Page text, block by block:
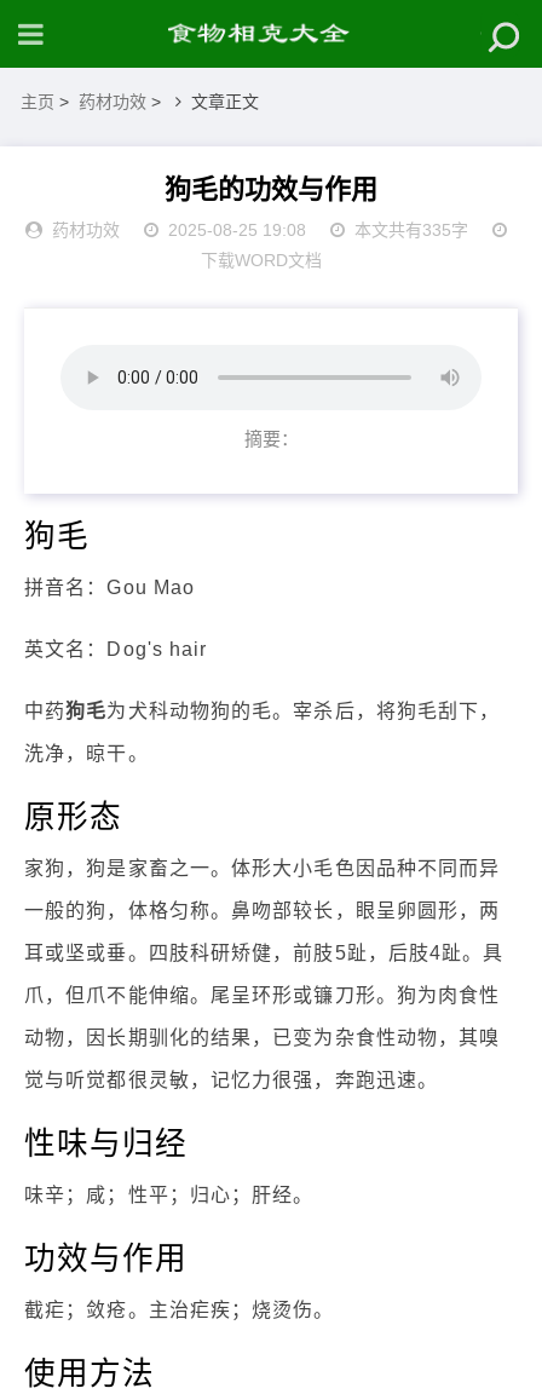
主页 > 药材功效 > 文章正文
狗毛的功效与作用
药材功效 2025-08-25 19:08
本文共有335字
下载WORD文档
摘要：
狗毛
拼音名：Gou Mao
英文名：Dog's hair
中药狗毛为犬科动物狗的毛。宰杀后，将狗毛刮下，
洗净，晾干。
原形态
家狗，狗是家畜之一。体形大小毛色因品种不同而异
一般的狗，体格匀称。鼻吻部较长，眼呈卵圆形，两
耳或坚或垂。四肢科研矫健，前肢5趾，后肢4趾。具
爪，但爪不能伸缩。尾呈环形或镰刀形。狗为肉食性
动物，因长期驯化的结果，已变为杂食性动物，其嗅
觉与听觉都很灵敏，记忆力很强，奔跑迅速。
性味与归经
味辛；咸；性平；归心；肝经。
功效与作用
截疟；敛疮。主治疟疾；烧烫伤。
使用方法